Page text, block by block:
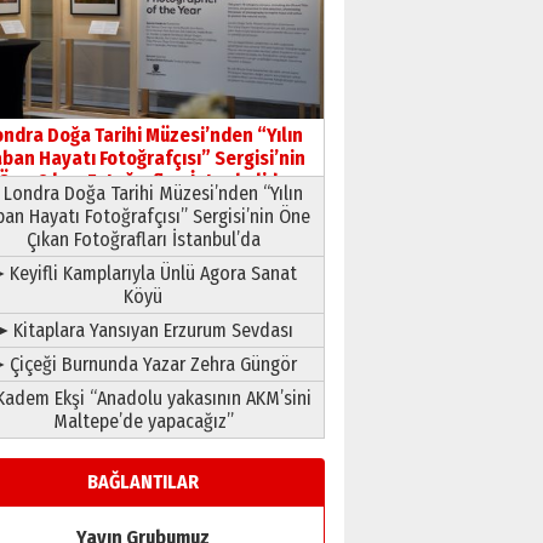
HAVVA’NIN ÜÇ KIZI
09 Temmuz 2026 Perşembe
Yusuf POLAT
Şampiyonluk Sebahattin
Şirin’e yazar
11 Mayıs 2026 Pazartesi
Doğa Tarihi Müzesi’nden “Yılın
Hayatı Fotoğrafçısı” Sergisi’nin
Çıkan Fotoğrafları İstanbul’da
Doğa Tarihi Müzesi’nden “Yılın
Hayatı Fotoğrafçısı” Sergisi’nin Öne
Çıkan Fotoğrafları İstanbul’da
Kamplarıyla Ünlü Agora Sanat
Köyü
Kitaplara Yansıyan Erzurum Sevdası
Burnunda Yazar Zehra Güngör
Ekşi “Anadolu yakasının AKM’sini
Maltepe’de yapacağız”
BAĞLANTILAR
Yayın Grubumuz